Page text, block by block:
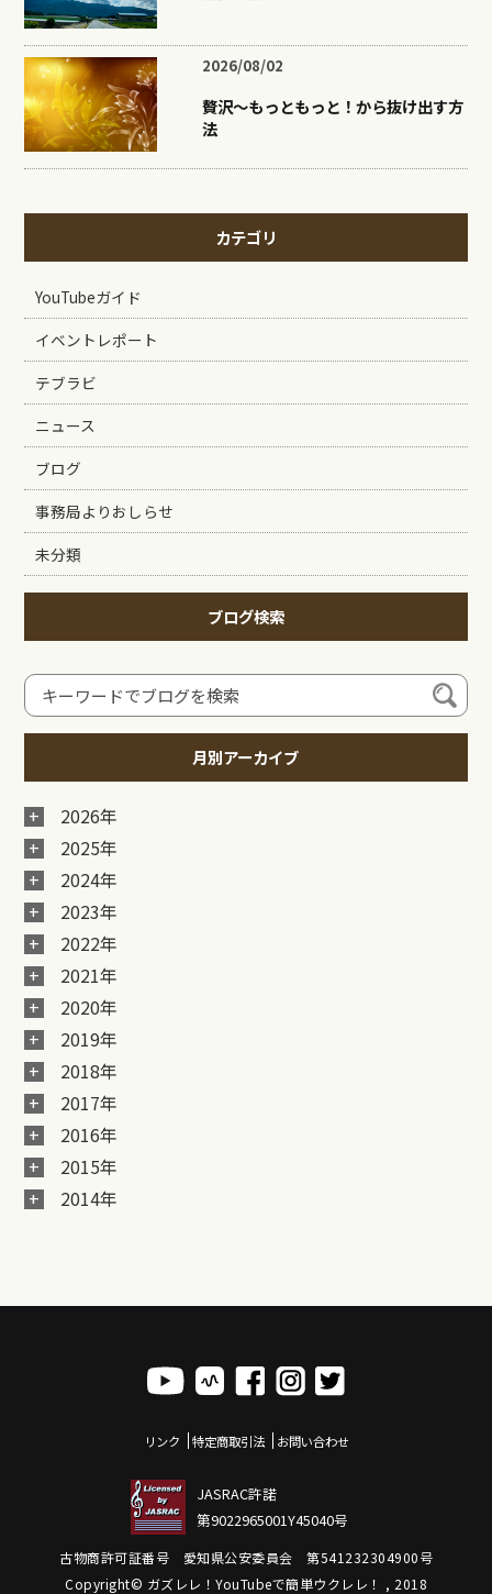
2026/08/02
贅沢〜もっともっと！から抜け出す方
法
カテゴリ
YouTubeガイド
イベントレポート
テブラビ
ニュース
ブログ
事務局よりおしらせ
未分類
ブログ検索
月別アーカイブ
2026年
2025年
2024年
2023年
2022年
2021年
2020年
2019年
2018年
2017年
2016年
2015年
2014年
リンク 特定商取引法 お問い合わせ
JASRAC許諾
第9022965001Y45040号
古物商許可証番号 愛知県公安委員会 第541232304900号
Copyright© ガズレレ！YouTubeで簡単ウクレレ！ , 2018